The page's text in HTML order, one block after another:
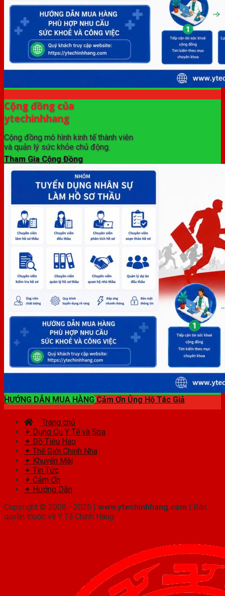
Cộng đồng của
ytechinhhang
Cộng đồng mô hình kinh tế thành viên
và quản lý sức khỏe chủ động.
Tham Gia Cộng Đồng
HƯỚNG DẪN MUA HÀNG Cảm Ơn Ủng Hộ Tác Giả
Trang chủ
✦ Dụng Cụ Y Tế và Spa
✦ Đồ Tiêu Hao
✦ Thế Giới Chỉnh Nha
✦ Khuyến Mãi
✦ Tin Tức
✦ Cảm Ơn
✦ Hướng Dẫn
Copyright © 2008 - 2026 | www.ytechinhhang.com | Bản
quyền thuộc về Y Tế Chính Hãng